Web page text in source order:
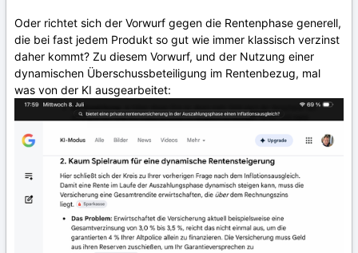
Oder richtet sich der Vorwurf gegen die Rentenphase generell,
die bei fast jedem Produkt so gut wie immer klassisch verzinst
daher kommt? Zu diesem Vorwurf, und der Nutzung einer
dynamischen Überschussbeteiligung im Rentenbezug, mal
was von der KI ausgearbeitet: